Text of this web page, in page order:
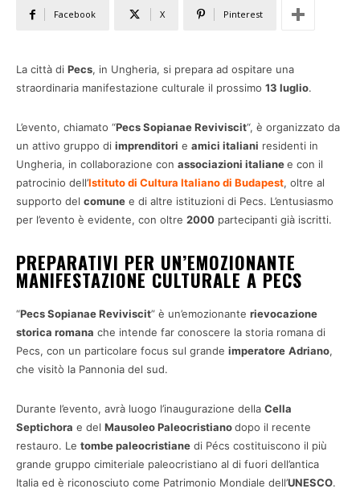
Facebook X Pinterest
La città di Pecs, in Ungheria, si prepara ad ospitare una
straordinaria manifestazione culturale il prossimo 13 luglio.
L’evento, chiamato “Pecs Sopianae Reviviscit“, è organizzato da
un attivo gruppo di imprenditori e amici italiani residenti in
Ungheria, in collaborazione con associazioni italianee con il
patrocinio dell’Istituto di Cultura Italiano di Budapest, oltre al
supporto del comune e di altre istituzioni di Pecs. L’entusiasmo
per l’evento è evidente, con oltre 2000 partecipanti già iscritti.
PREPARATIVI PER UN’EMOZIONANTE
MANIFESTAZIONE CULTURALE A PECS
“Pecs Sopianae Reviviscit” è un’emozionante rievocazione
storica romana che intende far conoscere la storia romana di
Pecs, con un particolare focus sul grande imperatore Adriano,
che visitò la Pannonia del sud.
Durante l’evento, avrà luogo l’inaugurazione della Cella
Septichora e del Mausoleo Paleocristianodopo il recente
restauro. Le tombe paleocristiane di Pécs costituiscono il più
grande gruppo cimiteriale paleocristiano al di fuori dell’antica
Italia ed è riconosciuto come Patrimonio Mondiale dell’UNESCO.